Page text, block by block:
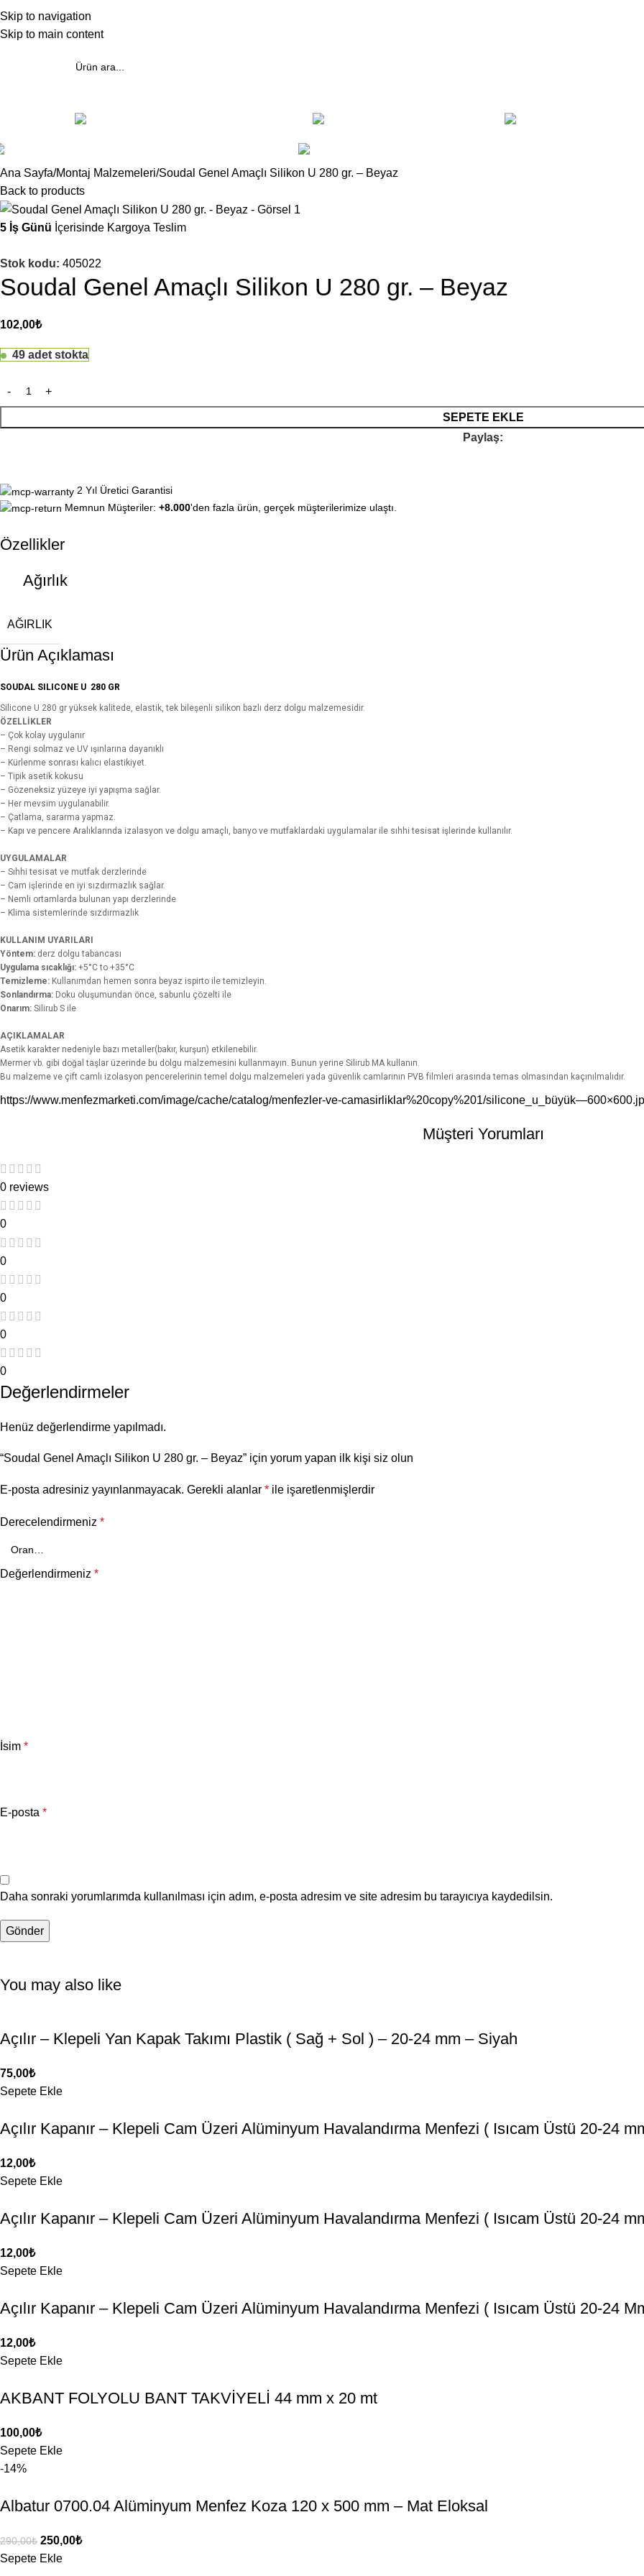
Skip to navigation
Skip to main content
Ana Sayfa Montaj Malzemeleri Soudal Genel Amaçlı Silikon U 280 gr. – Beyaz
Back to products
5 İş Günü İçerisinde Kargoya Teslim
Stok kodu: 405022
Soudal Genel Amaçlı Silikon U 280 gr. – Beyaz
102,00₺
49 adet stokta
SEPETE EKLE
Paylaş:
2 Yıl Üretici Garantisi
Memnun Müşteriler: +8.000'den fazla ürün, gerçek müşterilerimize ulaştı.
Özellikler
Ağırlık
AĞIRLIK
Ürün Açıklaması
SOUDAL SILICONE U 280 GR
Silicone U 280 gr yüksek kalitede, elastik, tek bileşenli silikon bazlı derz dolgu malzemesidir.
ÖZELLİKLER
– Çok kolay uygulanır
– Rengi solmaz ve UV ışınlarına dayanıklı
– Kürlenme sonrası kalıcı elastikiyet.
– Tipik asetik kokusu
– Gözeneksiz yüzeye iyi yapışma sağlar.
– Her mevsim uygulanabilir.
– Çatlama, sararma yapmaz.
– Kapı ve pencere Aralıklarında izalasyon ve dolgu amaçlı, banyo ve mutfaklardaki uygulamalar ile sıhhi tesisat işlerinde kullanılır.
UYGULAMALAR
– Sıhhi tesisat ve mutfak derzlerinde
– Cam işlerinde en iyi sızdırmazlık sağlar.
– Nemli ortamlarda bulunan yapı derzlerinde
– Klima sistemlerinde sızdırmazlık
KULLANIM UYARILARI
Yöntem: derz dolgu tabancası
Uygulama sıcaklığı: +5°C to +35°C
Temizleme: Kullanımdan hemen sonra beyaz ispirto ile temizleyin.
Sonlandırma: Doku oluşumundan önce, sabunlu çözelti ile
Onarım: Silirub S ile
AÇIKLAMALAR
Asetik karakter nedeniyle bazı metaller(bakır, kurşun) etkilenebilir.
Mermer vb. gibi doğal taşlar üzerinde bu dolgu malzemesini kullanmayın. Bunun yerine Silirub MA kullanın.
Bu malzeme ve çift camlı izolasyon pencerelerinin temel dolgu malzemeleri yada güvenlik camlarının PVB filmleri arasında temas olmasından kaçınılmalıdır.
https://www.menfezmarketi.com/image/cache/catalog/menfezler-ve-camasirliklar%20copy%201/
Müşteri Yorumları
0 reviews
0
0
0
0
0
Değerlendirmeler
Henüz değerlendirme yapılmadı.
“Soudal Genel Amaçlı Silikon U 280 gr. – Beyaz” için yorum yapan ilk kişi siz olun
E-posta adresiniz yayınlanmayacak. Gerekli alanlar * ile işaretlenmişlerdir
Derecelendirmeniz *
Değerlendirmeniz *
İsim *
E-posta *
Daha sonraki yorumlarımda kullanılması için adım, e-posta adresim ve site adresim bu tarayıcıya kaydedilsin.
You may also like
Açılır – Klepeli Yan Kapak Takımı Plastik ( Sağ + Sol ) – 20-24 mm – Siyah
75,00₺
Sepete Ekle
Açılır Kapanır – Klepeli Cam Üzeri Alüminyum Havalandırma Menfezi ( Isıcam Üstü 20-24
12,00₺
Sepete Ekle
Açılır Kapanır – Klepeli Cam Üzeri Alüminyum Havalandırma Menfezi ( Isıcam Üstü 20-24
12,00₺
Sepete Ekle
Açılır Kapanır – Klepeli Cam Üzeri Alüminyum Havalandırma Menfezi ( Isıcam Üstü 20-24
12,00₺
Sepete Ekle
AKBANT FOLYOLU BANT TAKVİYELİ 44 mm x 20 mt
100,00₺
Sepete Ekle
-14%
Albatur 0700.04 Alüminyum Menfez Koza 120 x 500 mm – Mat Eloksal
290,00₺ 250,00₺
Sepete Ekle